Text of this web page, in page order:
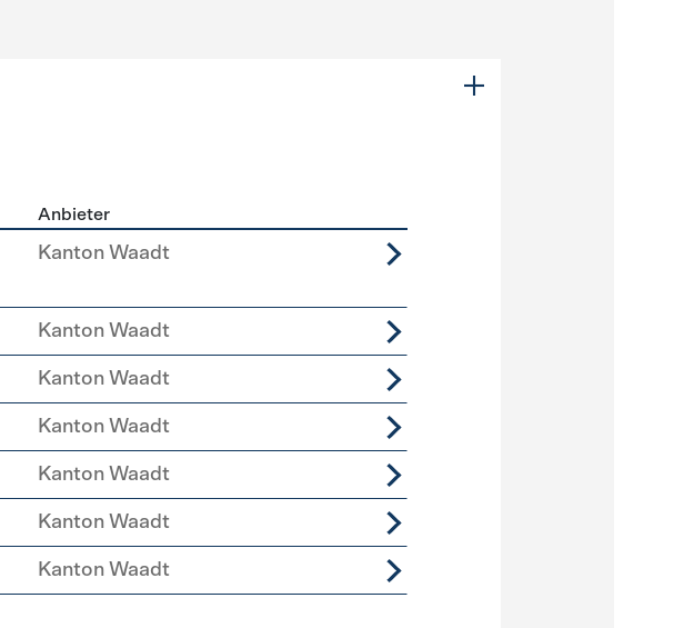
Anbieter
Kanton Waadt
Kanton Waadt
Kanton Waadt
Kanton Waadt
Kanton Waadt
Kanton Waadt
Kanton Waadt